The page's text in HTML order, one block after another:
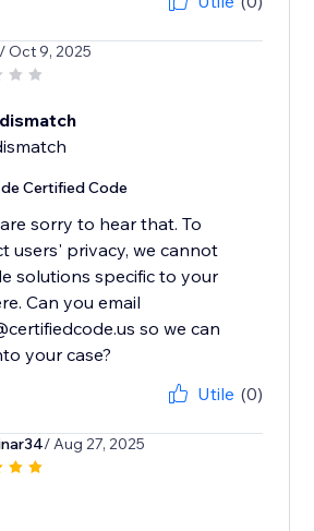
/ Oct 9, 2025
Certified Code
sorry to hear that. To
users' privacy, we cannot
solutions specific to your
Can you email
so we can
your case?
Utile (0)
/ Aug 27, 2025